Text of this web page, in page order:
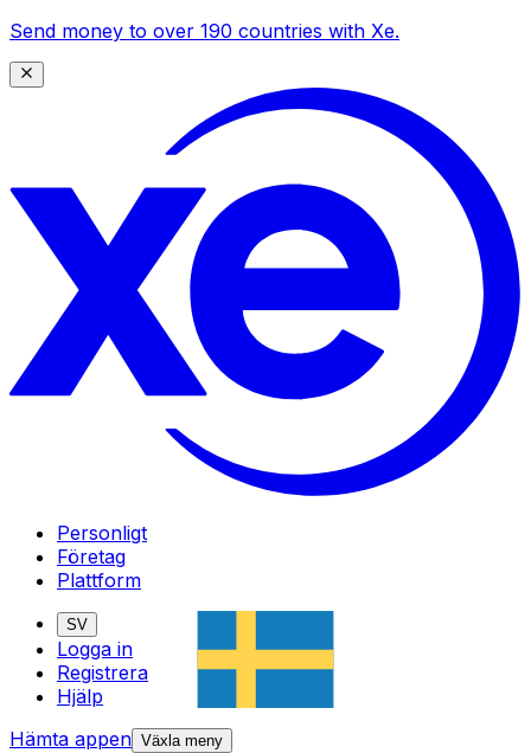
Send money to over 190 countries with Xe.
Personligt
Företag
Plattform
SV
Logga in
Registrera
Hjälp
Hämta appen Växla meny